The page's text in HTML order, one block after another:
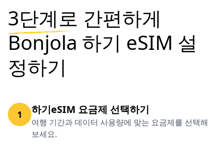
3단계로 간편하게
Bonjola 하기 eSIM 설
정하기
1 하기eSIM 요금제 선택하기
여행 기간과 데이터 사용량에 맞는 요금제를 선택해
보세요.